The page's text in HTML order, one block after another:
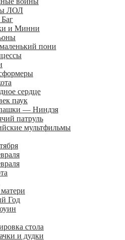
ЛОЛ
и Минни
пони
сердце
паук
— Ниндзя
патруль
мультфильмы
Год
стола
и дудки